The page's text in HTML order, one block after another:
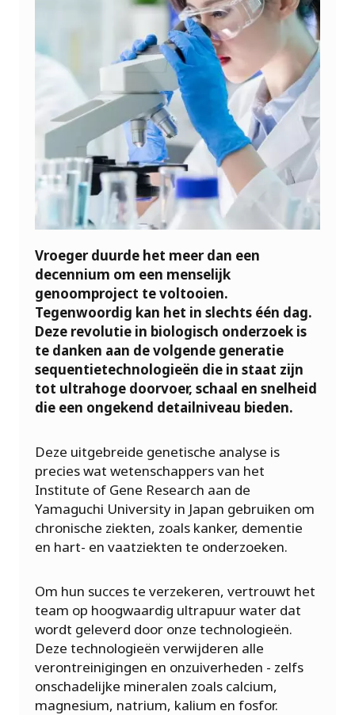
Vroeger duurde het meer dan een
decennium om een menselijk
genoomproject te voltooien.
Tegenwoordig kan het in slechts één dag.
Deze revolutie in biologisch onderzoek is
te danken aan de volgende generatie
sequentietechnologieën die in staat zijn
tot ultrahoge doorvoer, schaal en snelheid
die een ongekend detailniveau bieden.
Deze uitgebreide genetische analyse is
precies wat wetenschappers van het
Institute of Gene Research aan de
Yamaguchi University in Japan gebruiken om
chronische ziekten, zoals kanker, dementie
en hart- en vaatziekten te onderzoeken.
Om hun succes te verzekeren, vertrouwt het
team op hoogwaardig ultrapuur water dat
wordt geleverd door onze technologieën.
Deze technologieën verwijderen alle
verontreinigingen en onzuiverheden - zelfs
onschadelijke mineralen zoals calcium,
magnesium, natrium, kalium en fosfor.